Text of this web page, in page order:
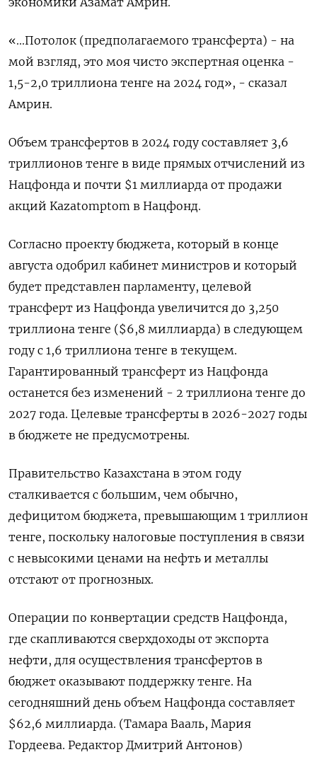
«...Потолок (предполагаемого трансферта) - на
мой взгляд, это моя чисто экспертная оценка -
1,5-2,0 триллиона тенге на 2024 год», - сказал
Амрин.
Объем трансфертов в 2024 году составляет 3,6
триллионов тенге в виде прямых отчислений из
Нацфонда и почти $1 миллиарда от продажи
акций Kazatomptom в Нацфонд.
Согласно проекту бюджета, который в конце
августа одобрил кабинет министров и который
будет представлен парламенту, целевой
трансферт из Нацфонда увеличится до 3,250
триллиона тенге ($6,8 миллиарда) в следующем
году с 1,6 триллиона тенге в текущем.
Гарантированный трансферт из Нацфонда
останется без изменений - 2 триллиона тенге до
2027 года. Целевые трансферты в 2026-2027 годы
в бюджете не предусмотрены.
Правительство Казахстана в этом году
сталкивается с большим, чем обычно,
дефицитом бюджета, превышающим 1 триллион
тенге, поскольку налоговые поступления в связи
с невысокими ценами на нефть и металлы
отстают от прогнозных.
Операции по конвертации средств Нацфонда,
где скапливаются сверхдоходы от экспорта
нефти, для осуществления трансфертов в
бюджет оказывают поддержку тенге. На
сегодняшний день объем Нацфонда составляет
$62,6 миллиарда. (Тамара Вааль, Мария
Гордеева. Редактор Дмитрий Антонов)